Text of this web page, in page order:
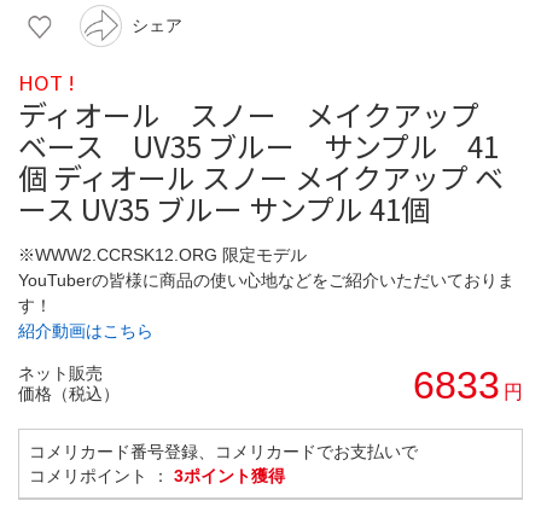
シェア
HOT !
ディオール スノー メイクアップ
ベース UV35 ブルー サンプル 41
個 ディオール スノー メイクアップ ベ
ース UV35 ブルー サンプル 41個
※WWW2.CCRSK12.ORG 限定モデル
YouTuberの皆様に商品の使い心地などをご紹介いただいておりま
す！
紹介動画はこちら
ネット販売
価格（税込）
6833 円
コメリカード番号登録、コメリカードでお支払いで
コメリポイント ： 3ポイント獲得